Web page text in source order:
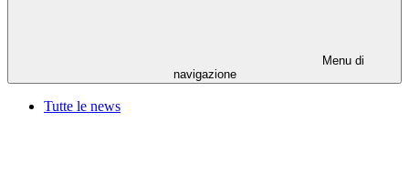
Menu di
navigazione
Tutte le news